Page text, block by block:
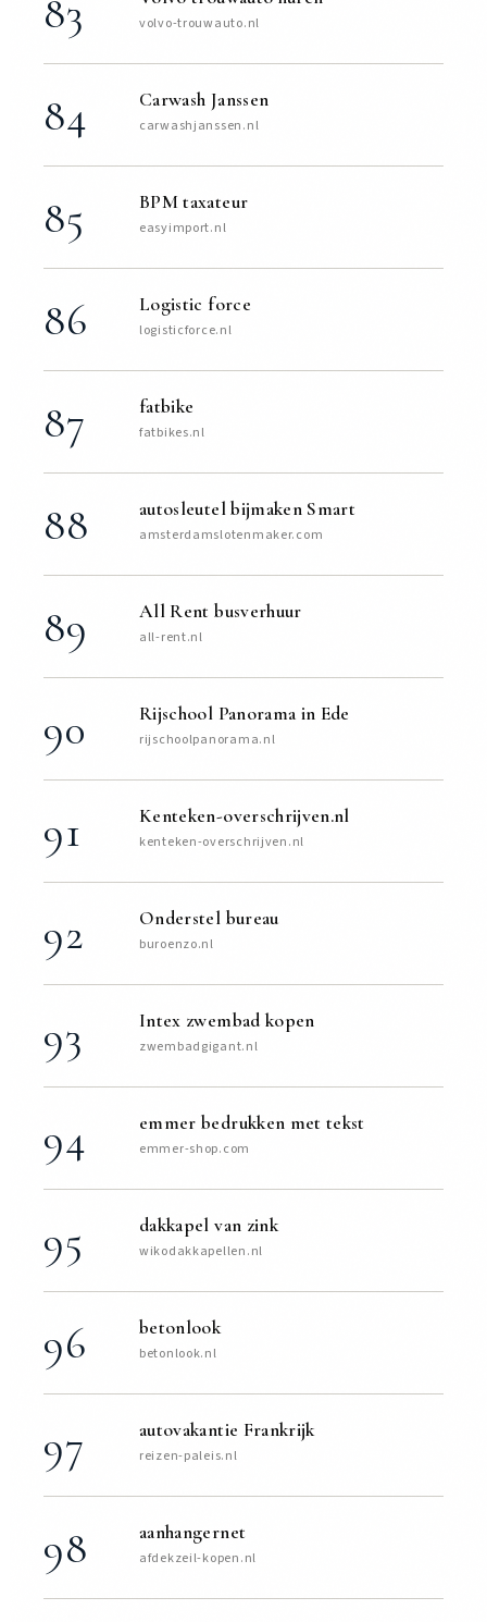
83 volvo-trouwauto.nl
84 Carwash Janssen
carwashjanssen.nl
85 BPM taxateur
easyimport.nl
86 Logistic force
logisticforce.nl
87 fatbike
fatbikes.nl
88 autosleutel bijmaken Smart
amsterdamslotenmaker.com
89 All Rent busverhuur
all-rent.nl
90 Rijschool Panorama in Ede
rijschoolpanorama.nl
91 Kenteken-overschrijven.nl
kenteken-overschrijven.nl
92 Onderstel bureau
buroenzo.nl
93 Intex zwembad kopen
zwembadgigant.nl
94 emmer bedrukken met tekst
emmer-shop.com
95 dakkapel van zink
wikodakkapellen.nl
96 betonlook
betonlook.nl
97 autovakantie Frankrijk
reizen-paleis.nl
98 aanhangernet
afdekzeil-kopen.nl